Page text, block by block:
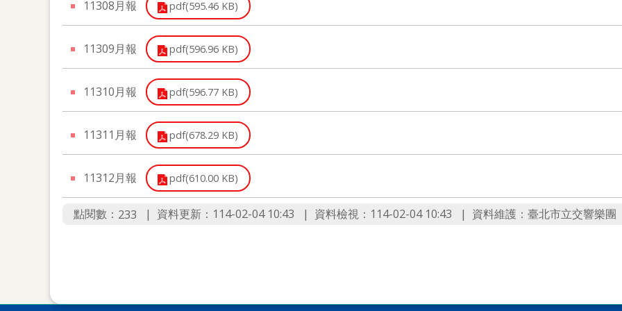
11308月報 pdf(595.46 KB)
11309月報 pdf(596.96 KB)
11310月報 pdf(596.77 KB)
11311月報 pdf(678.29 KB)
11312月報 pdf(610.00 KB)
點閱數： 233 資料更新：114-02-04 10:43 資料檢視：114-02-04 10:43 資料維護：臺北市立交響樂團